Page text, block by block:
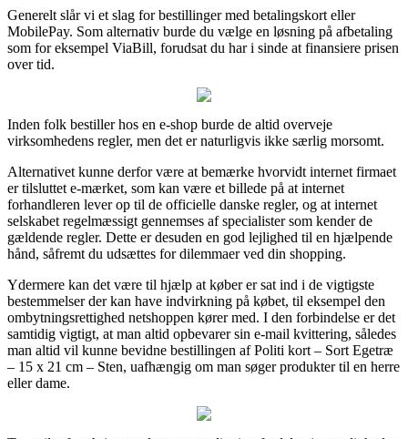
Generelt slår vi et slag for bestillinger med betalingskort eller
MobilePay. Som alternativ burde du vælge en løsning på afbetaling
som for eksempel ViaBill, forudsat du har i sinde at finansiere prisen
over tid.
Inden folk bestiller hos en e-shop burde de altid overveje
virksomhedens regler, men det er naturligvis ikke særlig morsomt.
Alternativet kunne derfor være at bemærke hvorvidt internet firmaet
er tilsluttet e-mærket, som kan være et billede på at internet
forhandleren lever op til de officielle danske regler, og at internet
selskabet regelmæssigt gennemses af specialister som kender de
gældende regler. Dette er desuden en god lejlighed til en hjælpende
hånd, såfremt du udsættes for dilemmaer ved din shopping.
Ydermere kan det være til hjælp at køber er sat ind i de vigtigste
bestemmelser der kan have indvirkning på købet, til eksempel den
ombytningsrettighed netshoppen kører med. I den forbindelse er det
samtidig vigtigt, at man altid opbevarer sin e-mail kvittering, således
man altid vil kunne bevidne bestillingen af Politi kort – Sort Egetræ
– 15 x 21 cm – Sten, uafhængig om man søger produkter til en herre
eller dame.